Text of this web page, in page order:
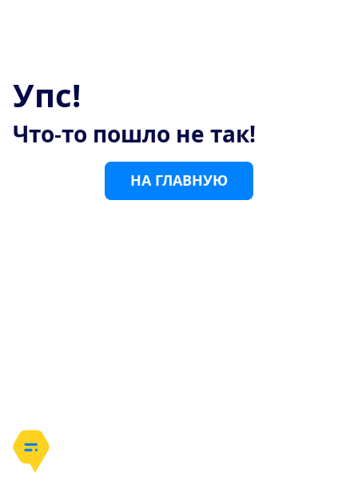
Упс!
Что-то пошло не так!
НА ГЛАВНУЮ